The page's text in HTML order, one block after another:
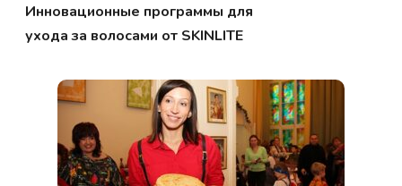
Инновационные программы для
ухода за волосами от SKINLITE